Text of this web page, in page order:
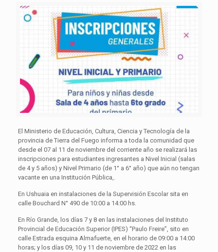
El Ministerio de Educación, Cultura, Ciencia y Tecnología de la
provincia de Tierra del Fuego informa a toda la comunidad que
desde el 07 al 11 de noviembre del corriente año se realizará las
inscripciones para estudiantes ingresantes a Nivel Inicial (salas
de 4 y 5 años) y Nivel Primario (de 1° a 6° año) que aún no tengan
vacante en una Institución Pública,.
En Ushuaia en instalaciones de la Supervisión Escolar sita en
calle Bouchard N° 490 de 10:00 a 14:00 hs.
En Río Grande, los días 7 y 8 en las instalaciones del Instituto
Provincial de Educación Superior (IPES) “Paulo Freire”, sito en
calle Estrada esquina Almafuerte, en el horario de 09:00 a 14:00
horas; y los días 09, 10 y 11 de noviembre de 2022 en las